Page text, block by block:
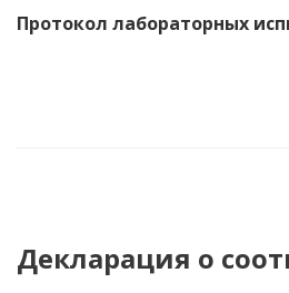
Протокол лабораторных
Декларация о